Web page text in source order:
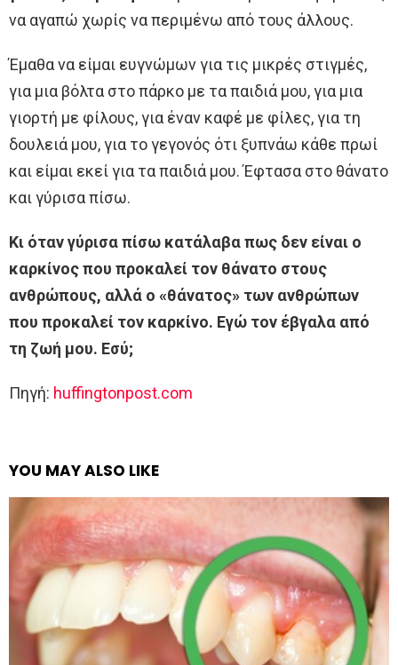
να αγαπώ χωρίς να περιμένω από τους άλλους.
Έμαθα να είμαι ευγνώμων για τις μικρές στιγμές,
για μια βόλτα στο πάρκο με τα παιδιά μου, για μια
γιορτή με φίλους, για έναν καφέ με φίλες, για τη
δουλειά μου, για το γεγονός ότι ξυπνάω κάθε πρωί
και είμαι εκεί για τα παιδιά μου. Έφτασα στο θάνατο
και γύρισα πίσω.
Κι όταν γύρισα πίσω κατάλαβα πως δεν είναι ο
καρκίνος που προκαλεί τον θάνατο στους
ανθρώπους, αλλά ο «θάνατος» των ανθρώπων
που προκαλεί τον καρκίνο. Εγώ τον έβγαλα από
τη ζωή μου. Εσύ;
Πηγή: huffingtonpost.com
YOU MAY ALSO LIKE